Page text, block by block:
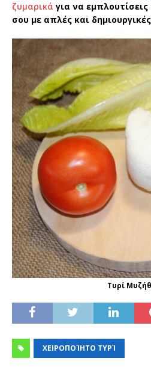
ζυμαρικά για να εμπλουτίσεις
σου με απλές και
Τυρί
ΧΕΙΡΟΠΟΊΗΤΟ ΤΥΡΊ